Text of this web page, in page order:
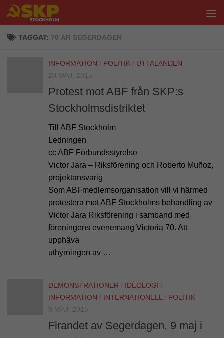
Hoppa till innehåll
TAGGAT: 70 ÅR SEGERDAGEN
INFORMATION / POLITIK / UTTALANDEN
20 MAJ, 2015
Protest mot ABF från SKP:s
Stockholmsdistriktet
Till ABF Stockholm
Ledningen
cc ABF Förbundsstyrelse
Victor Jara – Riksförening och Roberto Muñoz,
projektansvarig
Som ABF­medlemsorganisation vill vi härmed
protestera mot ABF Stockholms behandling av
Victor Jara­ Riksförening i samband med
föreningens evenemang Victoria 70. Att
upphäva
uthyrningen av …
DEMONSTRATIONER / IDEOLOGI /
INFORMATION / INTERNATIONELL / POLITIK
9 MAJ, 2015
Firandet av Segerdagen. 9 maj i